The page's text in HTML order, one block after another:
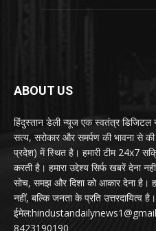
ABOUT US
हिंदुस्तान डेली न्यूज एक स्वतंत्र डिजिटल
सत्य, सरोकार और समर्पण की भावना से की
प्रदेश) में स्थित है। हमारी टीम 24x7
करती है। हमारा उद्देश्य सिर्फ खबरें देना
सोच, समझ और दिशा को आकार देना है।
नहीं, बल्कि जनता के प्रति उत्तरदायित्व है।
8423190190